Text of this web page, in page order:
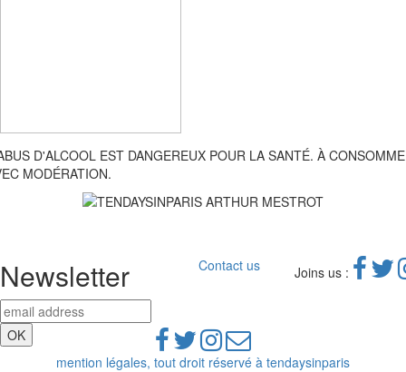
D'ALCOOL EST DANGEREUX POUR LA SANTÉ. À
MODÉRATION.
Newsletter Contact us Joins us :
mention légales, tout droit réservé à tendaysinparis